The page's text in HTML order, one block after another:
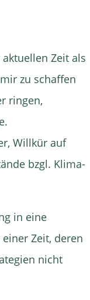
Zeit als
zu schaffen
ringen,
Willkür auf
bzgl. Klima-
in eine
Zeit, deren
nicht